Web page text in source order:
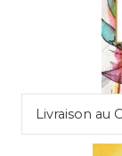
Livraison au